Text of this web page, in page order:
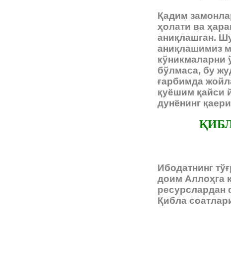
Қадим
ҳолати ва
аниқлашган.
аниқлашимиз
кўникмаларни
бўлмаса, бу
ғарбимда
қуёшим қайси
дунёнинг
Ибодатнинг
доим Аллоҳга
Қибла